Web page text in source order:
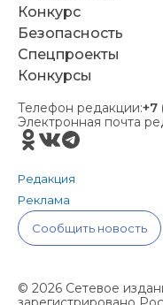
Конкурс
Безопасность
Спецпроекты
Конкурсы
Телефон редакции:+7
Электронная почта
Редакция
Реклама
Сообщить новость
© 2026 Сетевое